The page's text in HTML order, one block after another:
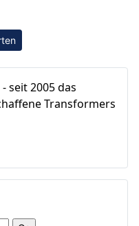
seit 2005 das
Transformers